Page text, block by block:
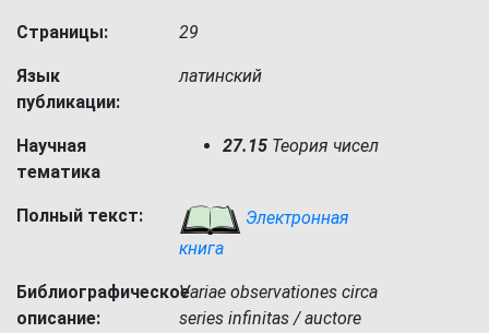
Страницы: 29
Язык
публикации:
латинский
Научная
тематика
27.15 Теория чисел
Полный текст:
Электронная
книга
Библиографическое
описание:
Variae observationes circa
series infinitas / auctore